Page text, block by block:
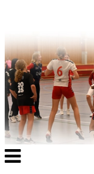
Veksle
navigasjon